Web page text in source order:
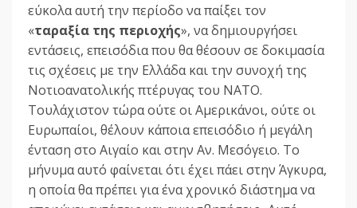
εύκολα αυτή την περίοδο να παίξει τον
«ταραξία της περιοχής», να δημιουργήσει
εντάσεις, επεισόδια που θα θέσουν σε δοκιμασία
τις σχέσεις με την Ελλάδα και την συνοχή της
Νοτιοανατολικής πτέρυγας του ΝΑΤΟ.
Τουλάχιστον τώρα ούτε οι Αμερικάνοι, ούτε οι
Ευρωπαίοι, θέλουν κάποια επεισόδιο ή μεγάλη
ένταση στο Αιγαίο και στην Αν. Μεσόγειο. Το
μήνυμα αυτό φαίνεται ότι έχει πάει στην Άγκυρα,
η οποία θα πρέπει για ένα χρονικό διάστημα να